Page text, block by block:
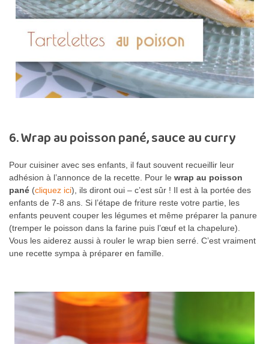
6. Wrap au poisson pané, sauce au curry
Pour cuisiner avec ses enfants, il faut souvent recueillir leur
adhésion à l’annonce de la recette. Pour le wrap au poisson
pané (cliquez ici), ils diront oui – c’est sûr ! Il est à la portée des
enfants de 7-8 ans. Si l’étape de friture reste votre partie, les
enfants peuvent couper les légumes et même préparer la panure
(tremper le poisson dans la farine puis l’œuf et la chapelure).
Vous les aiderez aussi à rouler le wrap bien serré. C’est vraiment
une recette sympa à préparer en famille.